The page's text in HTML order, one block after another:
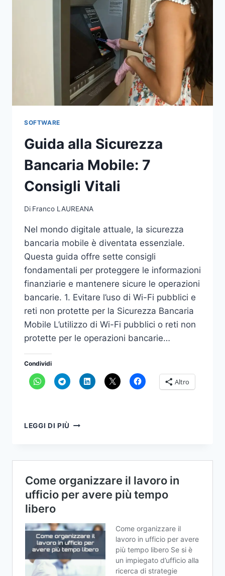
SOFTWARE
Guida alla Sicurezza
Bancaria Mobile: 7
Consigli Vitali
Di Franco LAUREANA
Nel mondo digitale attuale, la sicurezza
bancaria mobile è diventata essenziale.
Questa guida offre sette consigli
fondamentali per proteggere le informazioni
finanziarie e mantenere sicure le operazioni
bancarie. 1. Evitare l’uso di Wi-Fi pubblici e
reti non protette per la Sicurezza Bancaria
Mobile L’utilizzo di Wi-Fi pubblici o reti non
protette per le operazioni bancarie…
Condividi
Altro
LEGGI DI PIÙ GUIDA
CONSIGLI
VITALI